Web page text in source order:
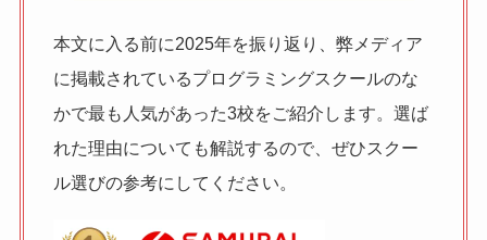
本文に入る前に2025年を振り返り、弊メディア
に掲載されているプログラミングスクールのな
かで最も人気があった3校をご紹介します。選ば
れた理由についても解説するので、ぜひスクー
ル選びの参考にしてください。